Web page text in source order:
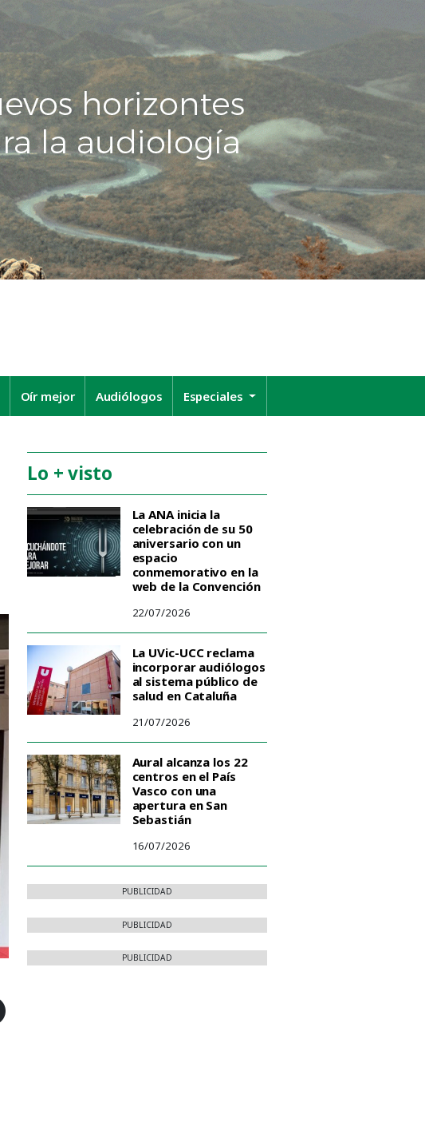
Oír mejor Audiólogos Especiales
Lo + visto
La ANA inicia la
celebración de su 50
aniversario con un
espacio
conmemorativo en la
web de la Convención
22/07/2026
La UVic-UCC reclama
incorporar audiólogos
al sistema público de
salud en Cataluña
21/07/2026
Aural alcanza los 22
centros en el País
Vasco con una
apertura en San
Sebastián
16/07/2026
PUBLICIDAD
PUBLICIDAD
PUBLICIDAD